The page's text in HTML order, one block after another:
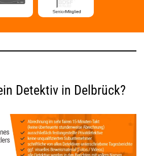
Detektiv in Delbrück?